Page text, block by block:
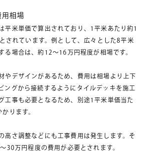
用相場
平米単価で算出されており、1平米あたり約1
されています。例として、広々とした8平米
る場合は、約12～16万円程度が相場です。
やデザインがあるため、費用は相場より上下
ングから接続するようにタイルデッキを施工
工事も必要となるため、別途1平米単価当た
ります。
高さ調整などにも工事費用は発生します。そ
30万円程度の費用が必要とされます。